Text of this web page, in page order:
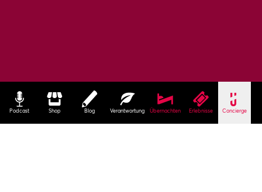
Podcast Shop Blog Verantwortung Übernachten Erlebnisse Concierge